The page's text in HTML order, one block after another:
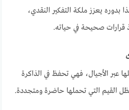
بدوره يعزز ملكة التفكير النقدي،
قرارات صحيحة في حياته.
عبر الأجيال، فهي تحفظ في الذاكرة
القيم التي تحملها حاضرة ومتجددة.